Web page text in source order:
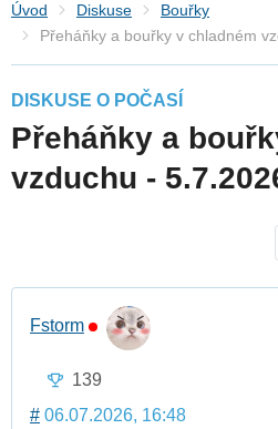
Úvod Diskuse
Bouřky
Přeháňky a bouřky v chladném
DISKUSE O POČASÍ
Přeháňky a
vzduchu -
Fstorm
139
# 06.07.2026, 16:48